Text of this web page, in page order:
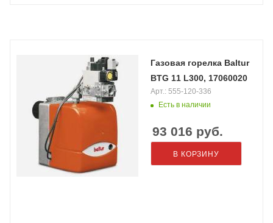
Газовая горелка Baltur
BTG 11 L300, 17060020
Есть в наличии
Арт.: 555-120-336
93 016 руб.
В КОРЗИНУ